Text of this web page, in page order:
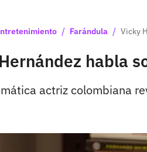
/ Farándula / Vicky
habla
actriz colombiana